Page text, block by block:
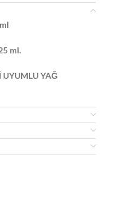
ml.
UYUMLU YAĞ